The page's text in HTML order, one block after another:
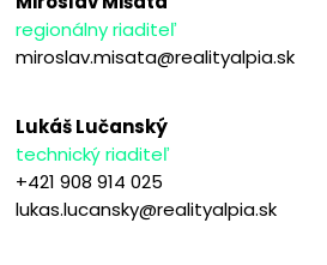
regionálny riaditeľ
miroslav.misata@realityalpia.sk
Lukáš Lučanský
technický riaditeľ
+421 908 914 025
lukas.lucansky@realityalpia.sk